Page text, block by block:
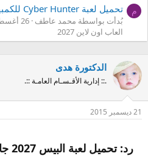
م تحميل لعبة Cyber Hunter للكمبيوتر برابط مباشر
بُدأت بواسطة محمد عاطف 26 أغسطس 2020
العاب اون لاين 2027
الدكتورة هدى
.:: إدارية الأقـسـام العامـة ::.
21 ديسمبر 2015